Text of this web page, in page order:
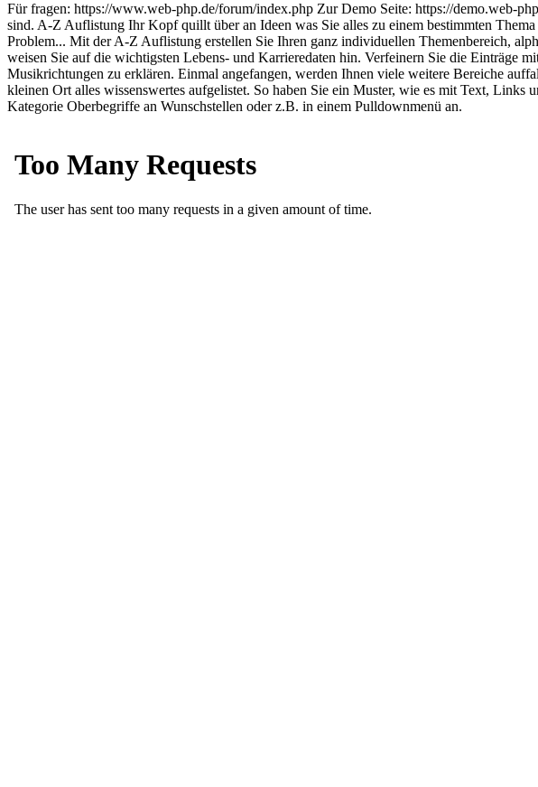
Für fragen: https://www.web-php.de/forum/index.php Zur Demo Seite: https://demo.web-
sind. A-Z Auflistung Ihr Kopf quillt über an Ideen was Sie alles zu einem bestimmten
Problem... Mit der A-Z Auflistung erstellen Sie Ihren ganz individuellen Themenbereich,
weisen Sie auf die wichtigsten Lebens- und Karrieredaten hin. Verfeinern Sie die Einträge
Musikrichtungen zu erklären. Einmal angefangen, werden Ihnen viele weitere Bereiche
kleinen Ort alles wissenswertes aufgelistet. So haben Sie ein Muster, wie es mit Text,
Kategorie Oberbegriffe an Wunschstellen oder z.B. in einem Pulldownmenü an.